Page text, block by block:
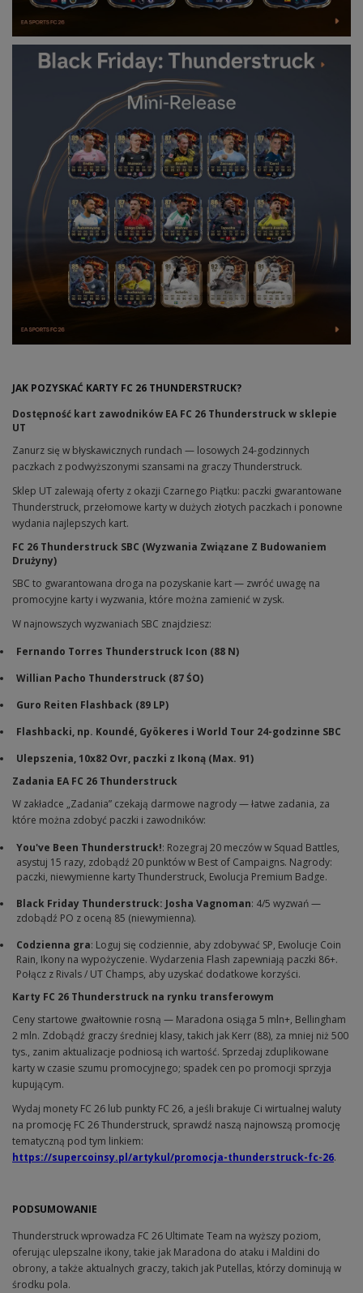
JAK POZYSKAĆ KARTY FC 26 THUNDERSTRUCK?
Dostępność kart zawodników EA FC 26 Thunderstruck w sklepie
UT
Zanurz się w błyskawicznych rundach — losowych 24-godzinnych
paczkach z podwyższonymi szansami na graczy Thunderstruck.
Sklep UT zalewają oferty z okazji Czarnego Piątku: paczki gwarantowane
Thunderstruck, przełomowe karty w dużych złotych paczkach i ponowne
wydania najlepszych kart.
FC 26 Thunderstruck SBC (Wyzwania Związane Z Budowaniem
Drużyny)
SBC to gwarantowana droga na pozyskanie kart — zwróć uwagę na
promocyjne karty i wyzwania, które można zamienić w zysk.
W najnowszych wyzwaniach SBC znajdziesz:
Fernando Torres Thunderstruck Icon (88 N)
Willian Pacho Thunderstruck (87 ŚO)
Guro Reiten Flashback (89 LP)
Flashbacki, np. Koundé, Gyökeres i World Tour 24-godzinne SBC
Ulepszenia, 10x82 Ovr, paczki z Ikoną (Max. 91)
Zadania EA FC 26 Thunderstruck
W zakładce „Zadania” czekają darmowe nagrody — łatwe zadania, za
które można zdobyć paczki i zawodników:
You've Been Thunderstruck!: Rozegraj 20 meczów w Squad Battles,
asystuj 15 razy, zdobądź 20 punktów w Best of Campaigns. Nagrody:
paczki, niewymienne karty Thunderstruck, Ewolucja Premium Badge.
Black Friday Thunderstruck: Josha Vagnoman: 4/5 wyzwań —
zdobądź PO z oceną 85 (niewymienna).
Codzienna gra: Loguj się codziennie, aby zdobywać SP, Ewolucje Coin
Rain, Ikony na wypożyczenie. Wydarzenia Flash zapewniają paczki 86+.
Połącz z Rivals / UT Champs, aby uzyskać dodatkowe korzyści.
Karty FC 26 Thunderstruck na rynku transferowym
Ceny startowe gwałtownie rosną — Maradona osiąga 5 mln+, Bellingham
2 mln. Zdobądź graczy średniej klasy, takich jak Kerr (88), za mniej niż 500
tys., zanim aktualizacje podniosą ich wartość. Sprzedaj zduplikowane
karty w czasie szumu promocyjnego; spadek cen po promocji sprzyja
kupującym.
Wydaj monety FC 26 lub punkty FC 26, a jeśli brakuje Ci wirtualnej waluty
na promocję FC 26 Thunderstruck, sprawdź naszą najnowszą promocję
tematyczną pod tym linkiem:
https://supercoinsy.pl/artykul/promocja-thunderstruck-fc-26.
PODSUMOWANIE
Thunderstruck wprowadza FC 26 Ultimate Team na wyższy poziom,
oferując ulepszalne ikony, takie jak Maradona do ataku i Maldini do
obrony, a także aktualnych graczy, takich jak Putellas, którzy dominują w
środku pola.